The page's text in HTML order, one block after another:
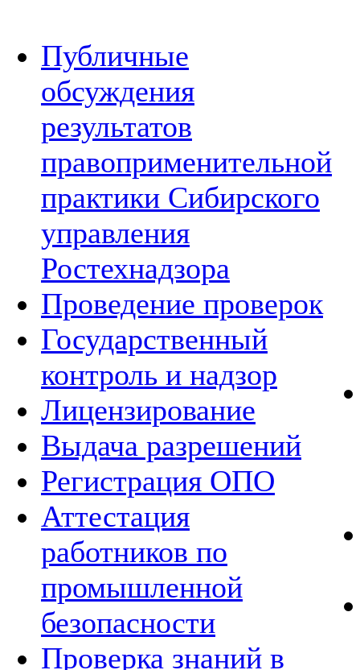
Публичные
обсуждения
результатов
правоприменительной
практики Сибирского
управления
Ростехнадзора
Проведение проверок
Государственный
контроль и надзор
Лицензирование
Выдача разрешений
Регистрация ОПО
Аттестация
работников по
промышленной
безопасности
Проверка знаний в